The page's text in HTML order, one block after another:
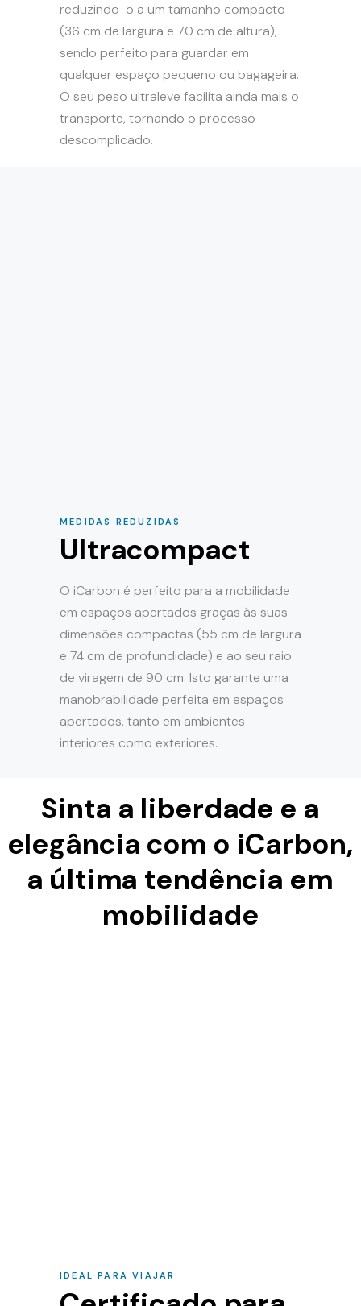
reduzindo-o a um tamanho compacto
(36 cm de largura e 70 cm de altura),
sendo perfeito para guardar em
qualquer espaço pequeno ou bagageira.
O seu peso ultraleve facilita ainda mais o
transporte, tornando o processo
descomplicado.
MEDIDAS REDUZIDAS
Ultracompact
O iCarbon é perfeito para a mobilidade
em espaços apertados graças às suas
dimensões compactas (55 cm de largura
e 74 cm de profundidade) e ao seu raio
de viragem de 90 cm. Isto garante uma
manobrabilidade perfeita em espaços
apertados, tanto em ambientes
interiores como exteriores.
Sinta a liberdade e a
elegância com o iCarbon,
a última tendência em
mobilidade
IDEAL PARA VIAJAR